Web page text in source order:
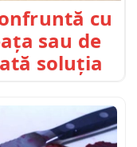
cu
sau de
soluția